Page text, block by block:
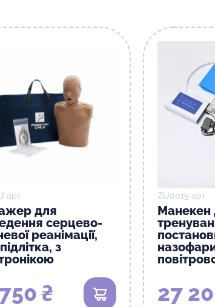
арт
для
серцево-
реанімації,
з
₴ В кошик
ZU0015 арт
Манекен
27